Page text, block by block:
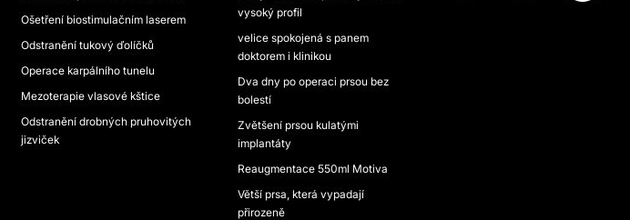
Ošetření biostimulačním laserem
Odstranění tukový ďolíčků
Operace karpálního tunelu
Mezoterapie vlasové kštice
Odstranění drobných pruhovitých
jizviček
vysoký profil
velice spokojená s panem
doktorem i klinikou
Dva dny po operaci prsou bez
bolestí
Zvětšení prsou kulatými
implantáty
Reaugmentace 550ml Motiva
Větší prsa, která vypadají
přirozeně